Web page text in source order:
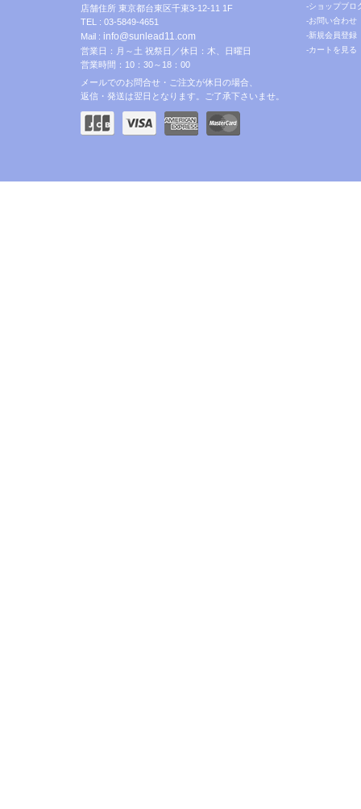
店舗住所 東京都台東区千束3-12-11 1F
TEL : 03-5849-4651
Mail : info@sunlead11.com
営業日：月～土 祝祭日／休日：木、日曜日
営業時間：10：30～18：00
メールでのお問合せ・ご注文が休日の場合、
返信・発送は翌日となります。ご了承下さいませ。
-ショップブロ
-お問い合わせ
-新規会員登録
-カートを見る